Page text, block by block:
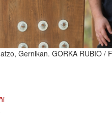
Gernikan. GORKA RUBIO /